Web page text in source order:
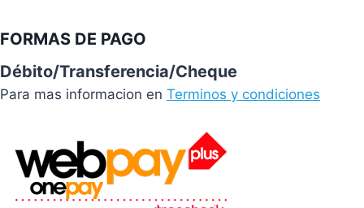
FORMAS DE PAGO
Débito/Transferencia/Cheque
Para mas informacion en Terminos y condiciones